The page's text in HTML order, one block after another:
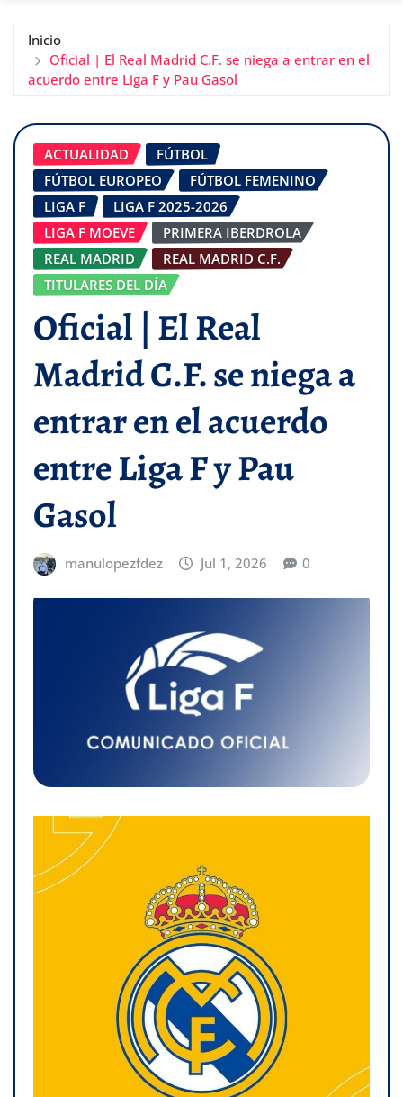
Inicio
Oficial | El Real Madrid C.F. se niega a entrar en el
acuerdo entre Liga F y Pau Gasol
ACTUALIDAD
FÚTBOL
FÚTBOL EUROPEO
FÚTBOL FEMENINO
LIGA F
LIGA F 2025-2026
LIGA F MOEVE
PRIMERA IBERDROLA
REAL MADRID
REAL MADRID C.F.
TITULARES DEL DÍA
Oficial | El Real
Madrid C.F. se niega a
entrar en el acuerdo
entre Liga F y Pau
Gasol
manulopezfdez Jul 1, 2026 0